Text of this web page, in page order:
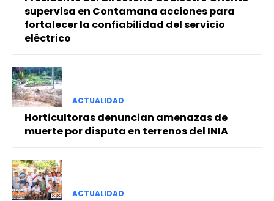
supervisa en Contamana acciones para
fortalecer la confiabilidad del servicio
eléctrico
ACTUALIDAD
Horticultoras denuncian amenazas de
muerte por disputa en terrenos del INIA
ACTUALIDAD